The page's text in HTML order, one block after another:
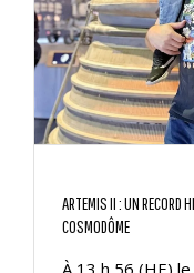
ARTEMIS II : UN RECORD
COSMODÔME
À 13 h 56 (HE)